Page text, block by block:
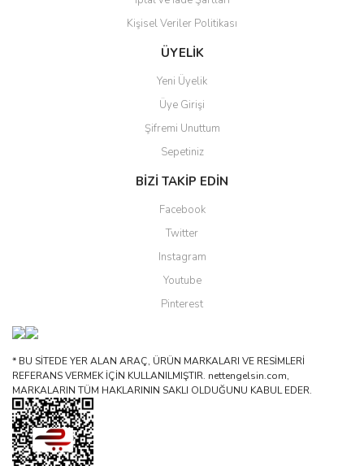
Gönder
Kişisel Veriler Politikası
ÜYELİK
Yeni Üyelik
Üye Girişi
Şifremi Unuttum
Sepetiniz
BİZİ TAKİP EDİN
Facebook
Twitter
Instagram
Youtube
Pinterest
* BU SİTEDE YER ALAN ARAÇ, ÜRÜN MARKALARI VE RESİMLERİ
REFERANS VERMEK İÇİN KULLANILMIŞTIR. nettengelsin.com,
MARKALARIN TÜM HAKLARININ SAKLI OLDUĞUNU KABUL EDER.